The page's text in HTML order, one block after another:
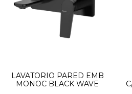
LAVATORIO PARED EMB
MONOC BLACK WAVE